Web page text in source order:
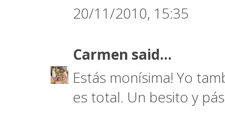
20/11/2010, 15:35
Carmen said...
Estás monísima! Yo
es total. Un besito y